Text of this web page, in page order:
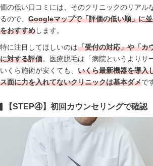
価の低い口コミには、そのクリニックのリアル
るので、 Googleマップで「評価の低い順」に
をおすすめします。
特に注目してほしいのは「受付の対応」や「カ
に対する評価。医療脱毛は「病院というよりサ
いくら施術が安くても、 いくら最新機器を導入
ス面に力を入れてないクリニックは基本ダメで
【STEP④】初回カウンセリングで確認